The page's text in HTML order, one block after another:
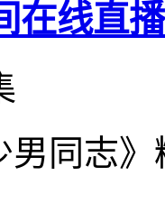
在线直播
男同志